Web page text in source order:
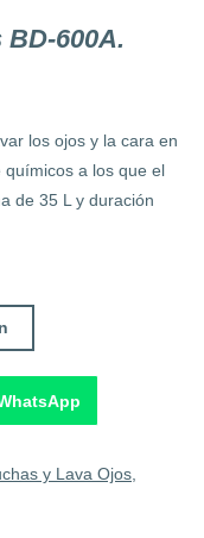
600A.
los ojos y la cara en
a los que el
de 35 L y duración
y Lava Ojos